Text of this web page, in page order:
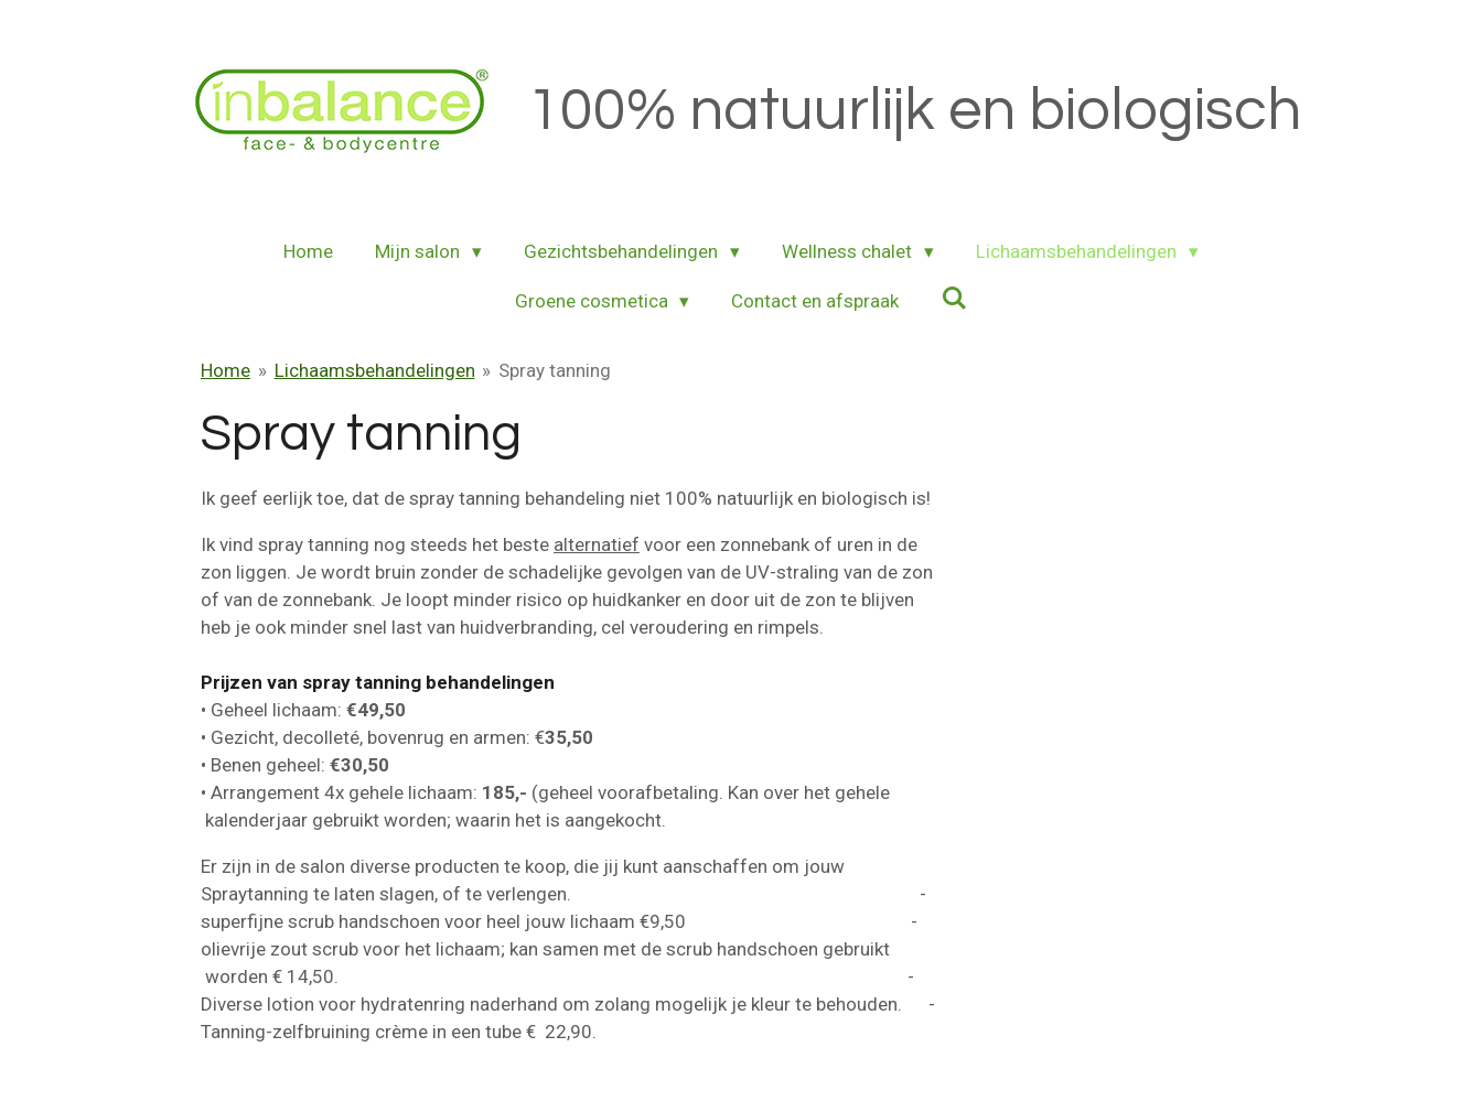
100% natuurlijk en biologisch
Home Mijn salon Gezichtsbehandelingen Wellness chalet Lichaamsbehandelingen
Groene cosmetica Contact en afspraak
Home » Lichaamsbehandelingen » Spray tanning
Spray tanning
Ik geef eerlijk toe, dat de spray tanning behandeling niet 100% natuurlijk en biologisch is!
Ik vind spray tanning nog steeds het beste alternatief voor een zonnebank of uren in de
zon liggen. Je wordt bruin zonder de schadelijke gevolgen van de UV-straling van de zon
of van de zonnebank. Je loopt minder risico op huidkanker en door uit de zon te blijven
heb je ook minder snel last van huidverbranding, cel veroudering en rimpels.
Prijzen van spray tanning behandelingen
• Geheel lichaam: €49,50
• Gezicht, decolleté, bovenrug en armen: €35,50
• Benen geheel: €30,50
• Arrangement 4x gehele lichaam: 185,- (geheel voorafbetaling. Kan over het gehele
kalenderjaar gebruikt worden; waarin het is aangekocht.
Er zijn in de salon diverse producten te koop, die jij kunt aanschaffen om jouw
Spraytanning te laten slagen, of te verlengen. -
superfijne scrub handschoen voor heel jouw lichaam €9,50 -
olievrije zout scrub voor het lichaam; kan samen met de scrub handschoen gebruikt
worden € 14,50. -
Diverse lotion voor hydratenring naderhand om zolang mogelijk je kleur te behouden. -
Tanning-zelfbruining crème in een tube € 22,90.